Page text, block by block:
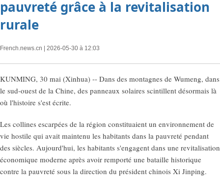
pauvreté grâce à la revitalisation
rurale
French.news.cn | 2026-05-30 à 12:03
KUNMING, 30 mai (Xinhua) -- Dans des montagnes de Wumeng, dans
le sud-ouest de la Chine, des panneaux solaires scintillent désormais là
où l'histoire s'est écrite.
Les collines escarpées de la région constituaient un environnement de
vie hostile qui avait maintenu les habitants dans la pauvreté pendant
des siècles. Aujourd'hui, les habitants s'engagent dans une revitalisation
économique moderne après avoir remporté une bataille historique
contre la pauvreté sous la direction du président chinois Xi Jinping.